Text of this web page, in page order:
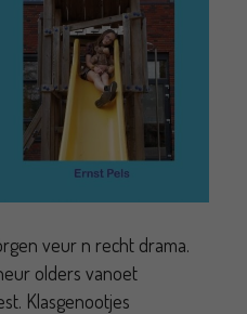
veur n recht drama.
olders vanoet
Klasgenootjes